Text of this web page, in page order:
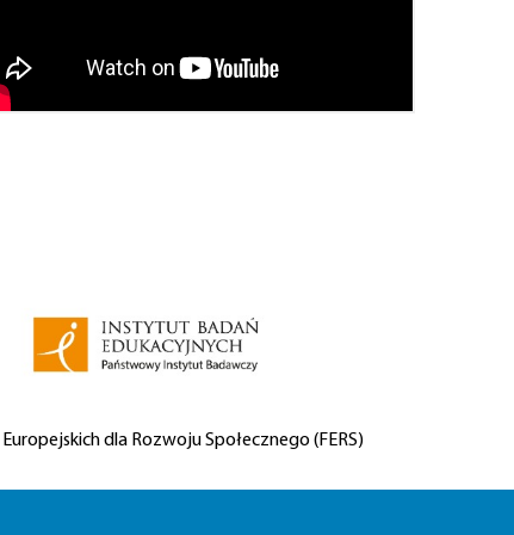
dla Rozwoju Społecznego (FERS)